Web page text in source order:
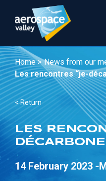
main
Home > News from our
Les rencontres “je-
< Return
LES
14 February 2023 -